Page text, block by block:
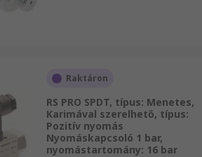
Raktáron
RS PRO SPDT, típus: Menetes,
Karimával szerelhető, típus:
Pozitív nyomás
Nyomáskapcsoló 1 bar,
nyomástartomány: 16 bar